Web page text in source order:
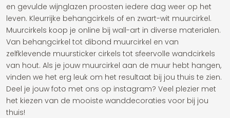
en gevulde wijnglazen proosten iedere dag weer op het
leven. Kleurrijke behangcirkels of en zwart-wit muurcirkel.
Muurcirkels koop je online bij wall-art in diverse materialen.
Van behangcirkel tot dibond muurcirkel en van
zelfklevende muursticker cirkels tot sfeervolle wandcirkels
van hout. Als je jouw muurcirkel aan de muur hebt hangen,
vinden we het erg leuk om het resultaat bij jou thuis te zien.
Deel je jouw foto met ons op instagram? Veel plezier met
het kiezen van de mooiste wanddecoraties voor bij jou
thuis!